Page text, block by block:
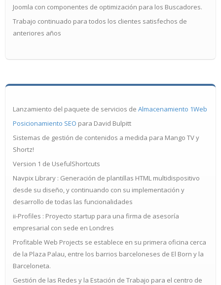
Joomla con componentes de optimización para los Buscadores.
Trabajo continuado para todos los clientes satisfechos de
anteriores años
Lanzamiento del paquete de servicios de Almacenamiento 1Web
Posicionamiento SEO para David Bulpitt
Sistemas de gestión de contenidos a medida para Mango TV y
Shortz!
Version 1 de UsefulShortcuts
Navpix Library : Generación de plantillas HTML multidispositivo
desde su diseño, y continuando con su implementación y
desarrollo de todas las funcionalidades
ii-Profiles : Proyecto startup para una firma de asesoría
empresarial con sede en Londres
Profitable Web Projects se establece en su primera oficina cerca
de la Plaza Palau, entre los barrios barceloneses de El Born y la
Barceloneta.
Gestión de las Redes y la Estación de Trabajo para el centro de